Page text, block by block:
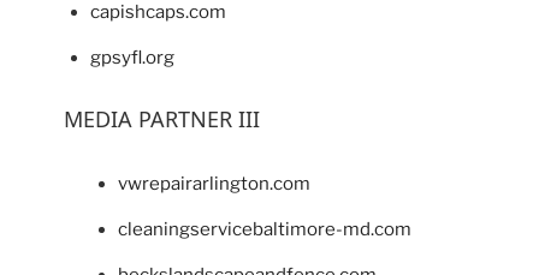
capishcaps.com
gpsyfl.org
MEDIA PARTNER III
vwrepairarlington.com
cleaningservicebaltimore-md.com